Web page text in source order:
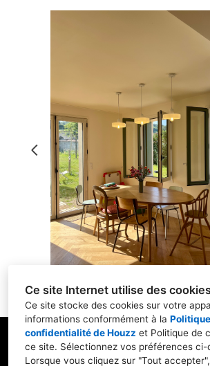
Ce site Internet utilise des
Ce site stocke des cookies sur votre
informations conformément à la
confidentialité de Houzz et Politique de
ce site. Sélectionnez vos préférences ci-
Lorsque vous cliquez sur "Tout
Réalisations
À propos de nous
Recrutement
Contactez-nous